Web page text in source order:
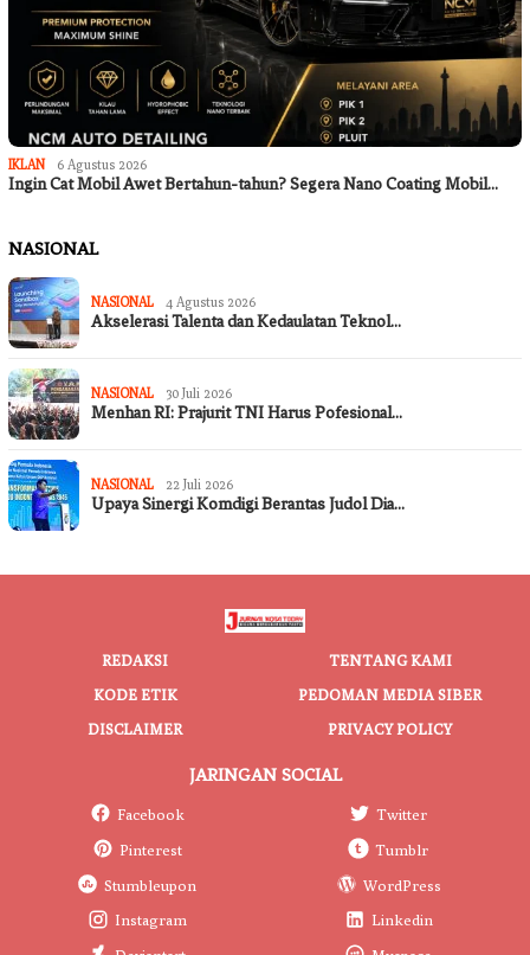
IKLAN 6 Agustus 2026
Ingin Cat Mobil Awet Bertahun-tahun? Segera Nano Coating Mobil…
NASIONAL
NASIONAL 4 Agustus 2026
Akselerasi Talenta dan Kedaulatan Teknol…
NASIONAL 30 Juli 2026
Menhan RI: Prajurit TNI Harus Pofesional…
NASIONAL 22 Juli 2026
Upaya Sinergi Komdigi Berantas Judol Dia…
REDAKSI
TENTANG KAMI
KODE ETIK
PEDOMAN MEDIA SIBER
DISCLAIMER
PRIVACY POLICY
JARINGAN SOCIAL
Facebook
Twitter
Pinterest
Tumblr
Stumbleupon
WordPress
Instagram
Linkedin